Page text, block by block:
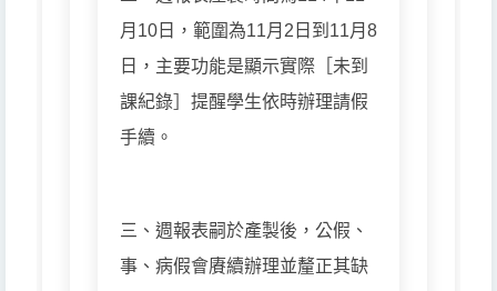
月10日，範圍為11月2日到11月8
日，主要功能是顯示實際［未到
課紀錄］提醒學生依時辦理請假
手續。
三、週報表嗣於產製後，公假、
事、病假會賡續辦理並釐正其缺